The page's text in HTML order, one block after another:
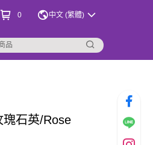
0 中文 (繁體)
石英/Rose